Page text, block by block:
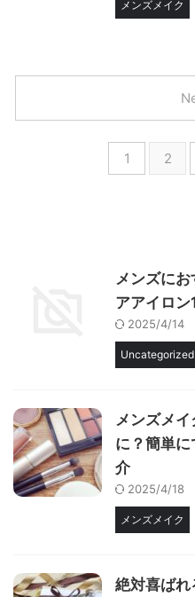
メンズメイク
1 2
メンズに
アアイロン
2025/4/14
Uncategorized
メンズメ
に？簡単
介
2025/4/18
メンズメイク
絶対喜ばれ